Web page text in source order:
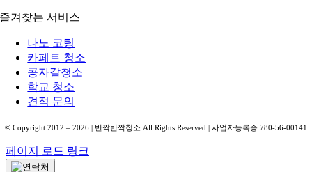
즐겨찾는 서비스
나노 코팅
카페트 청소
콩자갈청소
학교 청소
견적 문의
© Copyright 2012 – 2026 | 반짝반짝청소 All Rights Reserved | 사업자등록증 780-56-00141
페이지 로드 링크